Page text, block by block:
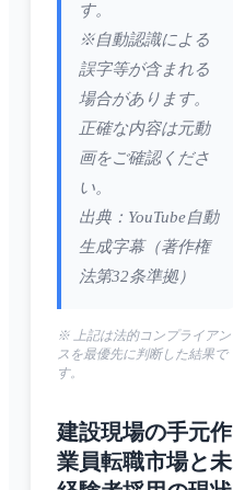
す。
※自動認識による
誤字等が含まれる
場合があります。
正確な内容は元動
画をご確認くださ
い。
出典：YouTube自動
生成字幕（著作権
法第32条準拠）
※ 上記は法的コンプライアン
スを最優先に判断した結果で
す。
建設現場の手元作
業員転職市場と未